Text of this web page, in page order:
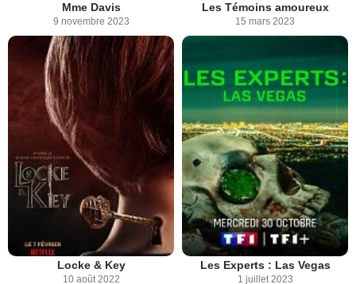
Mme Davis
9 novembre 2023
Les Témoins amoureux
15 mars 2023
Locke & Key
10 août 2022
Les Experts : Las Vegas
1 juillet 2023